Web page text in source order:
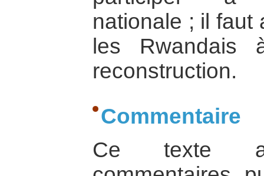
nationale ; il faut
les Rwandais
reconstruction.
Commentaire
Ce texte